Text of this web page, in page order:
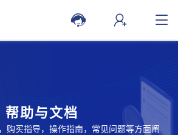
帮助与文档
购买指导，操作指南，常见问题等方面阐